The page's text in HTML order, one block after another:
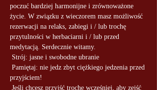
poczuć bardziej harmonijne i zrównoważone
życie. W związku z wieczorem masz możliwość
rezerwacji na relaks, zabiegi i / lub trochę
przytulności w herbaciarni i / lub przed
medytacją. Serdecznie witamy.
Strój: jasne i swobodne ubranie
przyjściem!